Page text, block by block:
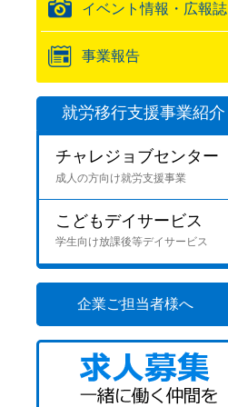
イベント情報・広報誌
事業報告
就労移行支援事業紹介
チャレジョブセンター
成人の方向け就労支援事業
こどもデイサービス
学生向け放課後等デイサービス
企業ご担当者様へ